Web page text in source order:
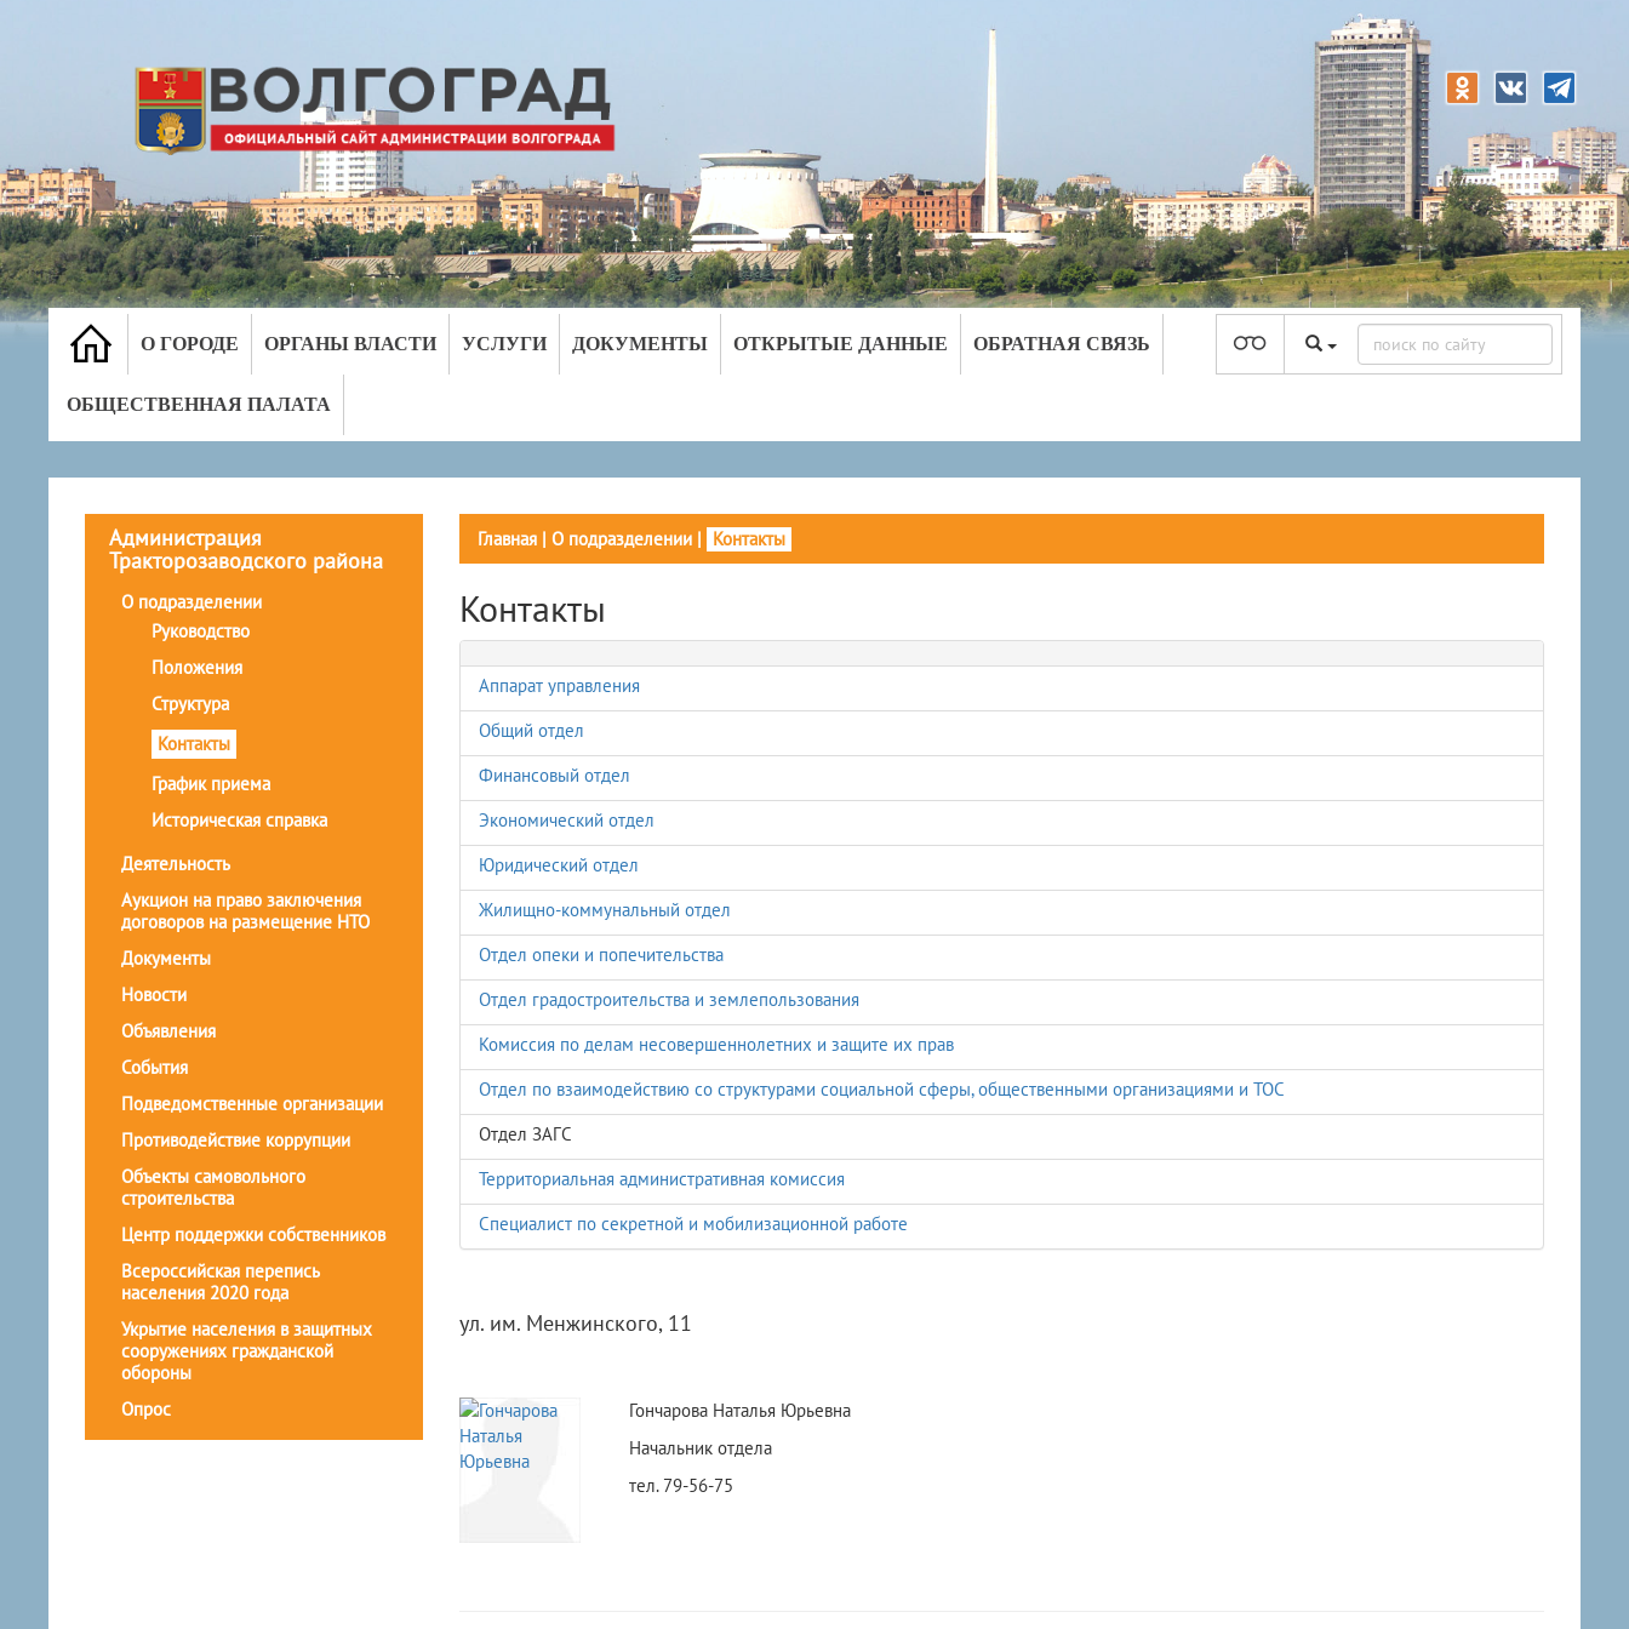
О ГОРОДЕ ОРГАНЫ ВЛАСТИ УСЛУГИ ДОКУМЕНТЫ ОТКРЫТЫЕ ДАННЫЕ ОБРАТНАЯ СВЯЗЬ
ОБЩЕСТВЕННАЯ ПАЛАТА
Администрация
Тракторозаводского района
О подразделении
Руководство
Положения
Структура
Контакты
График приема
Историческая справка
Деятельность
Аукцион на право заключения
договоров на размещение НТО
Документы
Новости
Объявления
События
Подведомственные организации
Противодействие коррупции
Объекты самовольного
строительства
Центр поддержки собственников
Всероссийская перепись
населения 2020 года
Укрытие населения в защитных
сооружениях гражданской
обороны
Опрос
Главная| О подразделении| Контакты
Контакты
Аппарат управления
Общий отдел
Финансовый отдел
Экономический отдел
Юридический отдел
Жилищно-коммунальный отдел
Отдел опеки и попечительства
Отдел градостроительства и землепользования
Комиссия по делам несовершеннолетних и защите их прав
Отдел по взаимодействию со структурами социальной сферы, общественными организациями и ТОС
Отдел ЗАГС
Территориальная административная комиссия
Специалист по секретной и мобилизационной работе
ул. им. Менжинского, 11
Гончарова Наталья Юрьевна
Начальник отдела
тел. 79-56-75